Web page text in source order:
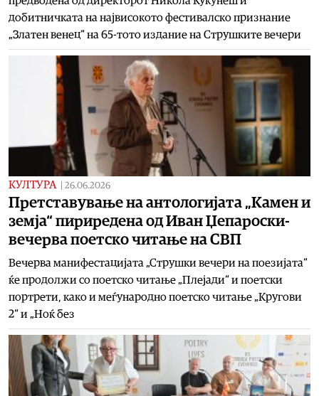
добитничката на највисокото фестивалско признание
„Златен венец“ на 65-тото издание на Струшките вечери
КУЛТУРА 26.06.2026
Претставување на антологијата „Камен и
земја“ пириредена од Иван Џепароски-
вечерва поетско читање на СВП
Вечерва манифестацијата „Струшки вечери на поезијата“
ќе продолжи со поетско читање „Плејади“ и поетски
портрети, како и меѓународно поетско читање „Кругови
2“ и „Ноќ без